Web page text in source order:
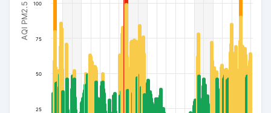
AQI PM2.5
25
50
75
100